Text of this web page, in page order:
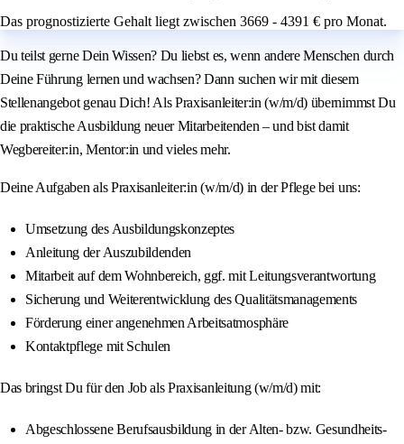
Das prognostizierte Gehalt liegt zwischen 3669 - 4391 € pro Monat.
Du teilst gerne Dein Wissen? Du liebst es, wenn andere Menschen durch
Deine Führung lernen und wachsen? Dann suchen wir mit diesem
Stellenangebot genau Dich! Als Praxisanleiter:in (w/m/d) übernimmst Du
die praktische Ausbildung neuer Mitarbeitenden – und bist damit
Wegbereiter:in, Mentor:in und vieles mehr.
Deine Aufgaben als Praxisanleiter:in (w/m/d) in der Pflege bei uns:
Umsetzung des Ausbildungskonzeptes
Anleitung der Auszubildenden
Mitarbeit auf dem Wohnbereich, ggf. mit Leitungsverantwortung
Sicherung und Weiterentwicklung des Qualitätsmanagements
Förderung einer angenehmen Arbeitsatmosphäre
Kontaktpflege mit Schulen
Das bringst Du für den Job als Praxisanleitung (w/m/d) mit:
Abgeschlossene Berufsausbildung in der Alten- bzw. Gesundheits-